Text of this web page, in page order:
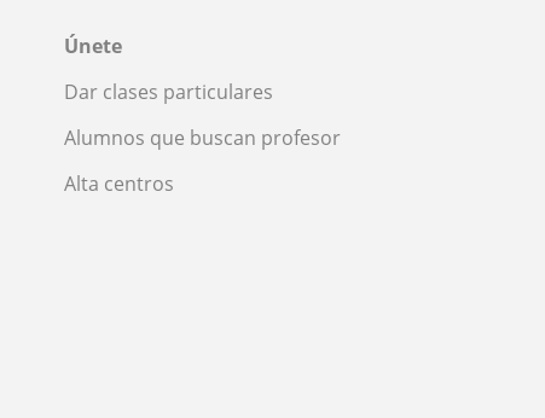
Únete
Dar clases particulares
Alumnos que buscan profesor
Alta centros